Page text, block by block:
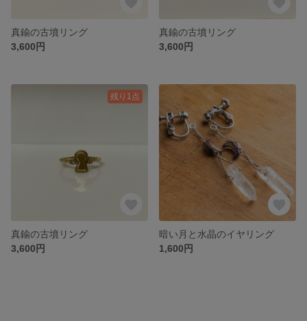
真鍮の古墳リング
3,600円
真鍮の古墳リング
3,600円
残り1点
真鍮の古墳リング
3,600円
暗い月と水晶のイヤリング
1,600円